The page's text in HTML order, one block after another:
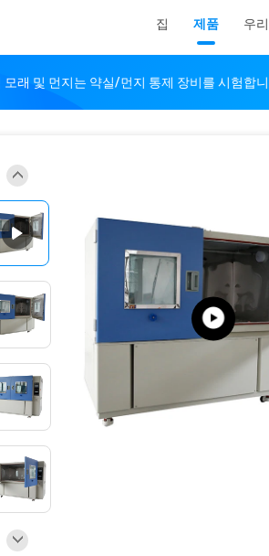
집 제품 우
모래 및 먼지는 약실/먼지 통제 장비를 시험합